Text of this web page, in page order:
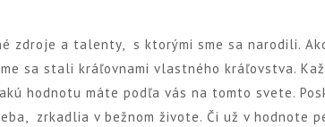
zdroje a talenty, s ktorými sme sa narodili.
sa stali kráľovnami vlastného kráľovstva.
hodnotu máte podľa vás na tomto svete.
zrkadlia v bežnom živote. Či už v hodnote